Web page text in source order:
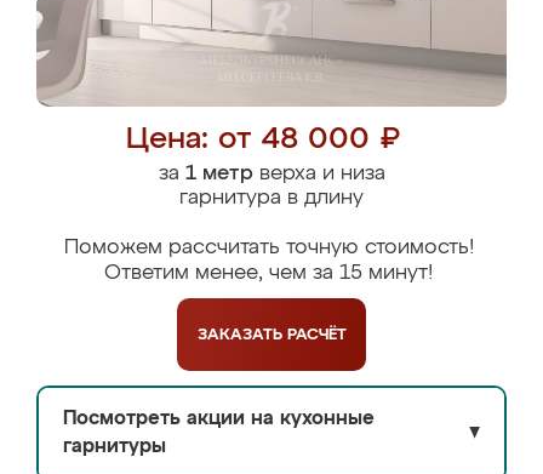
Цена: от 48 000 ₽
за 1 метрверха и низа
гарнитура в длину
Поможем рассчитать точную стоимость!
Ответим менее, чем за 15 минут!
ЗАКАЗАТЬ РАСЧЁТ
Посмотреть акции на кухонные
гарнитуры
▼